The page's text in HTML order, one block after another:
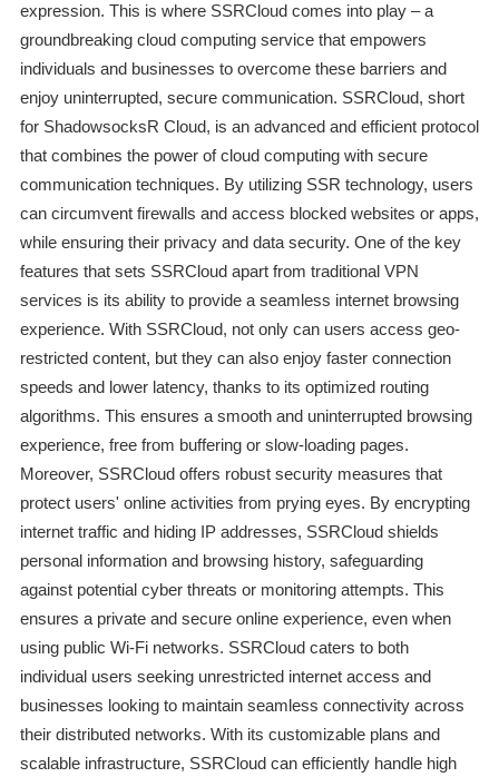
expression. This is where SSRCloud comes into play – a
groundbreaking cloud computing service that empowers
individuals and businesses to overcome these barriers and
enjoy uninterrupted, secure communication. SSRCloud, short
for ShadowsocksR Cloud, is an advanced and efficient protocol
that combines the power of cloud computing with secure
communication techniques. By utilizing SSR technology, users
can circumvent firewalls and access blocked websites or apps,
while ensuring their privacy and data security. One of the key
features that sets SSRCloud apart from traditional VPN
services is its ability to provide a seamless internet browsing
experience. With SSRCloud, not only can users access geo-
restricted content, but they can also enjoy faster connection
speeds and lower latency, thanks to its optimized routing
algorithms. This ensures a smooth and uninterrupted browsing
experience, free from buffering or slow-loading pages.
Moreover, SSRCloud offers robust security measures that
protect users' online activities from prying eyes. By encrypting
internet traffic and hiding IP addresses, SSRCloud shields
personal information and browsing history, safeguarding
against potential cyber threats or monitoring attempts. This
ensures a private and secure online experience, even when
using public Wi-Fi networks. SSRCloud caters to both
individual users seeking unrestricted internet access and
businesses looking to maintain seamless connectivity across
their distributed networks. With its customizable plans and
scalable infrastructure, SSRCloud can efficiently handle high